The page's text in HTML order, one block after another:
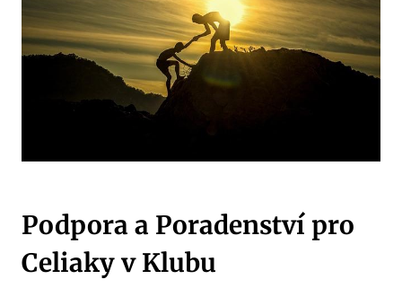
Podpora a Poradenství pro
Celiaky v Klubu